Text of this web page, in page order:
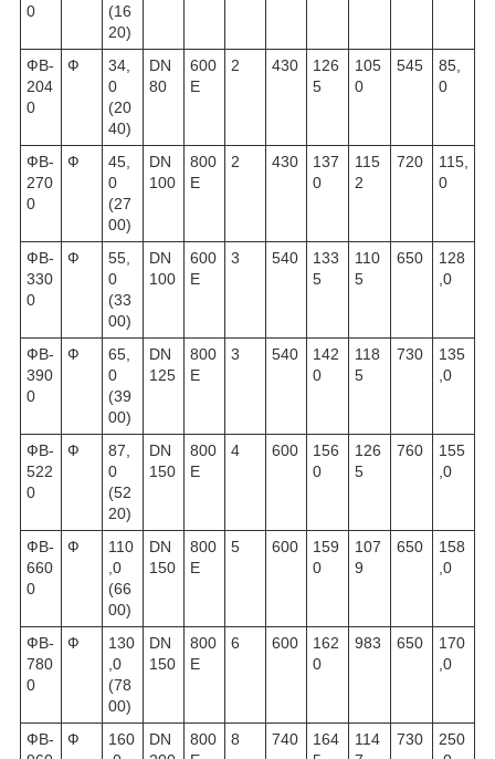
0
(16
20)
ФВ-
204
0
Ф
34,
0
(20
40)
DN
80
600
E
2 430
126
5
105
0
545
85,
0
ФВ-
270
0
Ф
45,
0
(27
00)
DN
100
800
E
2 430
137
0
115
2
720
115,
0
ФВ-
330
0
Ф
55,
0
(33
00)
DN
100
600
E
3 540
133
5
110
5
650
128
,0
ФВ-
390
0
Ф
65,
0
(39
00)
DN
125
800
E
3 540
142
0
118
5
730
135
,0
ФВ-
522
0
Ф
87,
0
(52
20)
DN
150
800
E
4 600
156
0
126
5
760
155
,0
ФВ-
660
0
Ф
110
,0
(66
00)
DN
150
800
E
5 600
159
0
107
9
650
158
,0
ФВ-
780
0
Ф
130
,0
(78
00)
DN
150
800
E
6 600
162
0
983 650
170
,0
ФВ-
Ф
160
DN
800
8 740
164
114
730
250